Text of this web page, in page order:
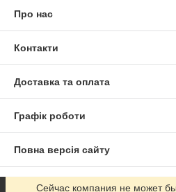
Про нас
Контакти
Доставка та оплата
Графік роботи
Повна версія сайту
Сайт створено на маркетплейсі
Сейчас компания не может